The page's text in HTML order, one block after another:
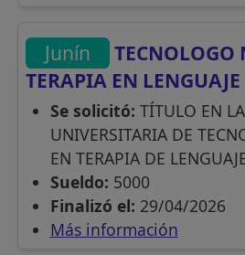
Junín
TECNOLOGO
TERAPIA EN LENGUAJE
Se solicitó: TÍTULO EN
UNIVERSITARIA DE
EN TERAPIA DE
Sueldo: 5000
Finalizó el: 29/04/2026
Más información